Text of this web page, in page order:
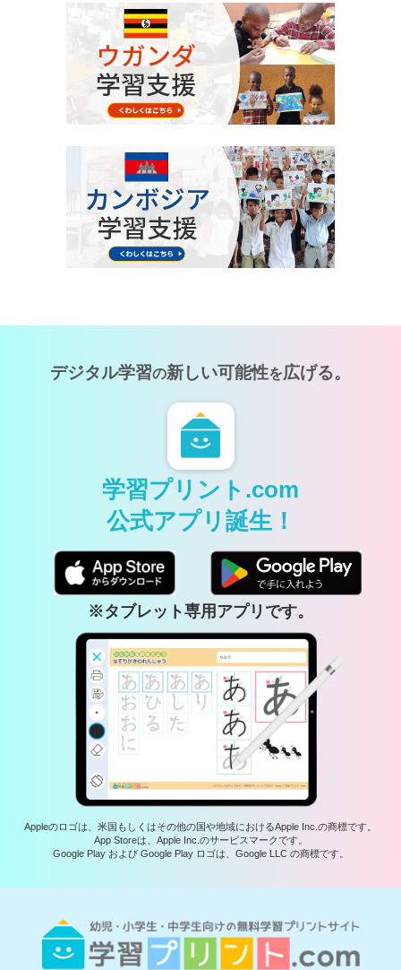
デジタル学習の新しい可能性を広げる。
学習プリント.com
公式アプリ誕生！
※タブレット専用アプリです。
Appleのロゴは、米国もしくはその他の国や地域におけるApple Inc.の商標です。
App Storeは、Apple Inc.のサービスマークです。
Google Play および Google Play ロゴは、Google LLC の商標です。